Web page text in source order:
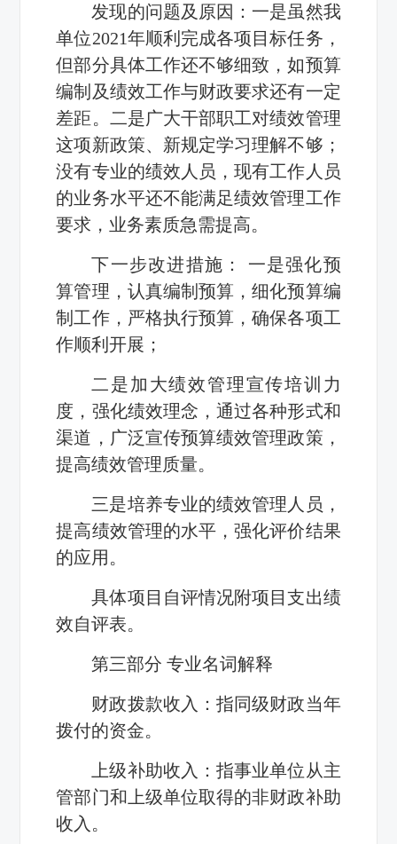
发现的问题及原因：一是虽然我
单位2021年顺利完成各项目标任务，
但部分具体工作还不够细致，如预算
编制及绩效工作与财政要求还有一定
差距。二是广大干部职工对绩效管理
这项新政策、新规定学习理解不够；
没有专业的绩效人员，现有工作人员
的业务水平还不能满足绩效管理工作
要求，业务素质急需提高。
下一步改进措施： 一是强化预
算管理，认真编制预算，细化预算编
制工作，严格执行预算，确保各项工
作顺利开展；
二是加大绩效管理宣传培训力
度，强化绩效理念，通过各种形式和
渠道，广泛宣传预算绩效管理政策，
提高绩效管理质量。
三是培养专业的绩效管理人员，
提高绩效管理的水平，强化评价结果
的应用。
具体项目自评情况附项目支出绩
效自评表。
第三部分 专业名词解释
财政拨款收入：指同级财政当年
拨付的资金。
上级补助收入：指事业单位从主
管部门和上级单位取得的非财政补助
收入。